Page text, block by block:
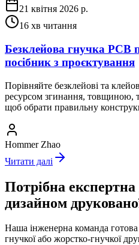
21 квітня 2026 р.
16 хв читання
Безклейова гнучка PCB
посібник з проєктування
Порівняйте безклейові та
ресурсом згинання, товщиною,
щоб обрати правильну
Hommer Zhao
Читати далі
Потрібна експертна
дизайном
Наша інженерна команда
гнучкої або жорстко-гнучкої